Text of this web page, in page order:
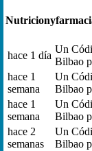
hace 1 día
Un
Bilbao
hace 1
semana
Un
Bilbao
hace 1
semana
Un
Bilbao
hace 2
semanas
Un
Bilbao